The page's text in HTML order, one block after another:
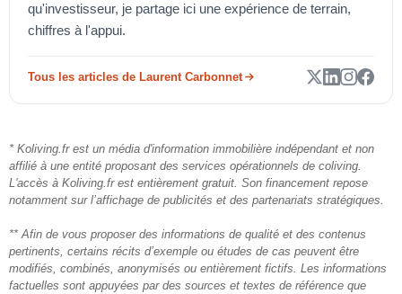
qu'investisseur, je partage ici une expérience de terrain,
chiffres à l'appui.
Tous les articles de Laurent Carbonnet
* Koliving.fr est un média d'information immobilière indépendant et non
affilié à une entité proposant des services opérationnels de coliving.
L'accès à Koliving.fr est entièrement gratuit. Son financement repose
notamment sur l’affichage de publicités et des partenariats stratégiques.
** Afin de vous proposer des informations de qualité et des contenus
pertinents, certains récits d’exemple ou études de cas peuvent être
modifiés, combinés, anonymisés ou entièrement fictifs. Les informations
factuelles sont appuyées par des sources et textes de référence que